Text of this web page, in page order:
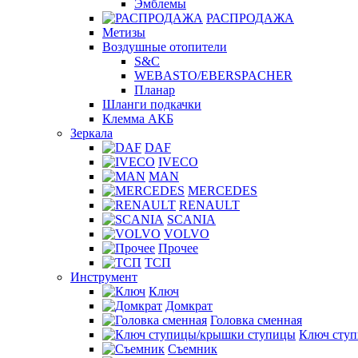
Эмблемы
РАСПРОДАЖА
Метизы
Воздушные отопители
S&C
WEBASTO/EBERSPACHER
Планар
Шланги подкачки
Клемма АКБ
Зеркала
DAF
IVECO
MAN
MERCEDES
RENAULT
SCANIA
VOLVO
Прочее
ТСП
Инструмент
Ключ
Домкрат
Головка сменная
Ключ
Съемник